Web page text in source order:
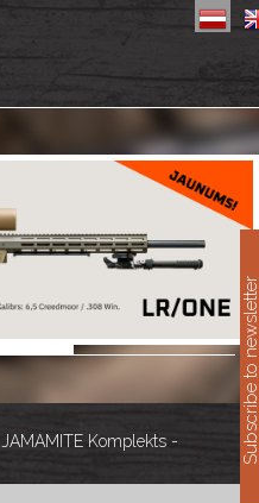
JAMAMITE Komplekts -
Subscribe